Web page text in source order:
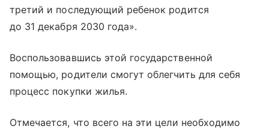
третий и последующий ребенок родится
до 31 декабря 2030 года».
Воспользовавшись этой государственной
помощью, родители смогут облегчить для себя
процесс покупки жилья.
Отмечается, что всего на эти цели необходимо